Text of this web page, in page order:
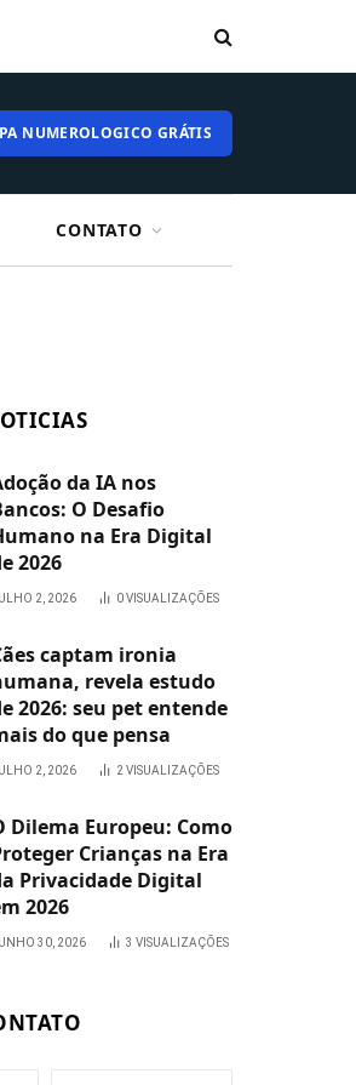
NUMEROLOGICO GRÁTIS
CONTATO
da IA nos
O Desafio
na Era Digital
2026
2, 2026 0VISUALIZAÇÕES
captam ironia
revela estudo
2026: seu pet entende
do que pensa
2, 2026 2 VISUALIZAÇÕES
Dilema Europeu: Como
Crianças na Era
Privacidade Digital
2026
30, 2026 3 VISUALIZAÇÕES